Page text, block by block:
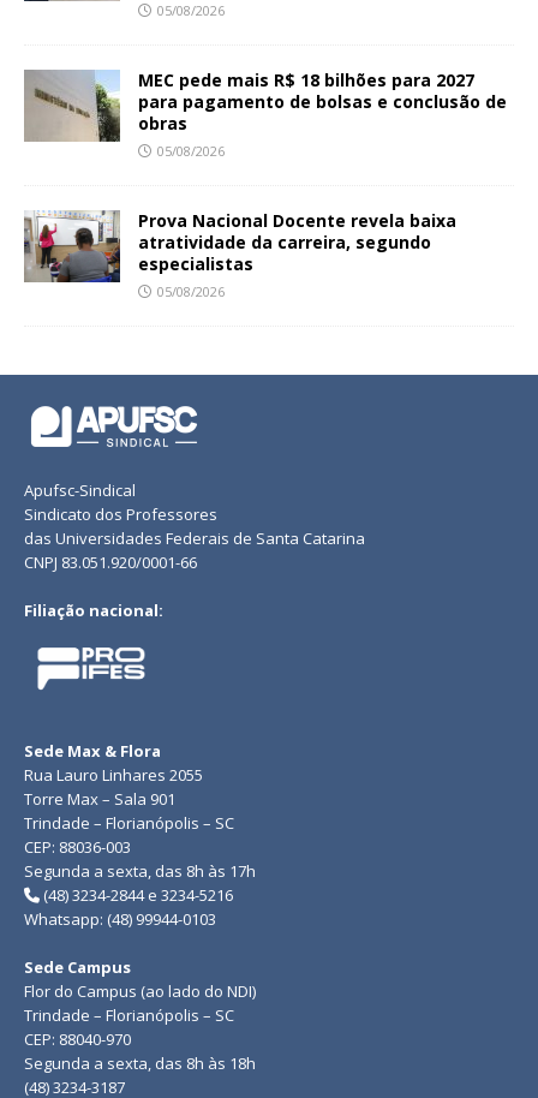
05/08/2026
MEC pede mais R$ 18 bilhões para 2027
para pagamento de bolsas e conclusão de
obras
05/08/2026
Prova Nacional Docente revela baixa
atratividade da carreira, segundo
especialistas
05/08/2026
Apufsc-Sindical
Sindicato dos Professores
das Universidades Federais de Santa Catarina
CNPJ 83.051.920/0001-66
Filiação nacional:
Sede Max & Flora
Rua Lauro Linhares 2055
Torre Max – Sala 901
Trindade – Florianópolis – SC
CEP: 88036-003
Segunda a sexta, das 8h às 17h
(48) 3234-2844 e 3234-5216
Whatsapp: (48) 99944-0103
Sede Campus
Flor do Campus (ao lado do NDI)
Trindade – Florianópolis – SC
CEP: 88040-970
Segunda a sexta, das 8h às 18h
(48) 3234-3187